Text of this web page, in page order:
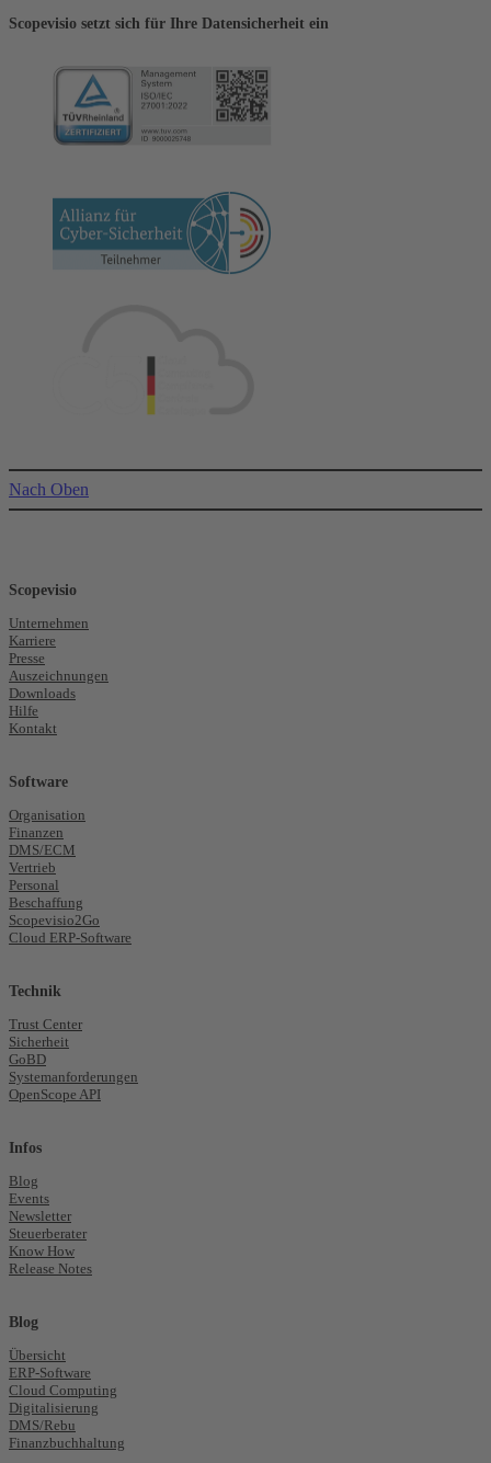
Scopevisio setzt sich für Ihre Datensicherheit ein
Nach Oben
Scopevisio
Unternehmen
Karriere
Presse
Auszeichnungen
Downloads
Hilfe
Kontakt
Software
Organisation
Finanzen
DMS/ECM
Vertrieb
Personal
Beschaffung
Scopevisio2Go
Cloud ERP-Software
Technik
Trust Center
Sicherheit
GoBD
Systemanforderungen
OpenScope API
Infos
Blog
Events
Newsletter
Steuerberater
Know How
Release Notes
Blog
Übersicht
ERP-Software
Cloud Computing
Digitalisierung
DMS/Rebu
Finanzbuchhaltung